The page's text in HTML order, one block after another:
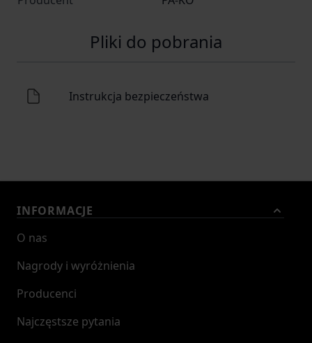
Pliki do pobrania
Instrukcja bezpieczeństwa
INFORMACJE
O nas
Nagrody i wyróżnienia
Producenci
Najczęstsze pytania